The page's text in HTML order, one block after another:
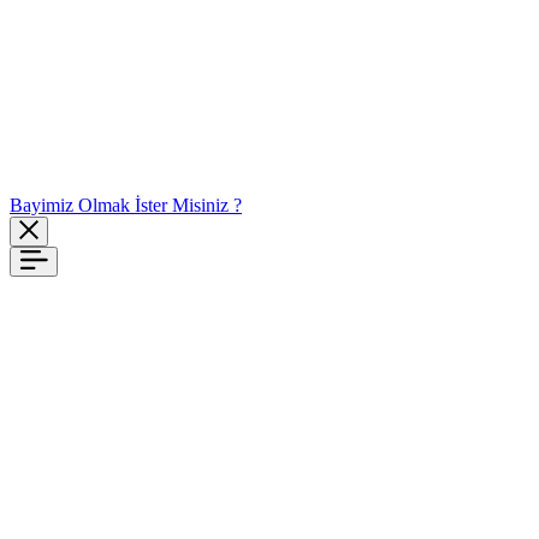
Bayimiz Olmak İster Misiniz ?